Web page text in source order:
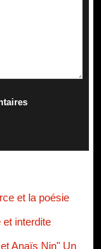
et la poésie
interdite
Anaïs Nin" Un